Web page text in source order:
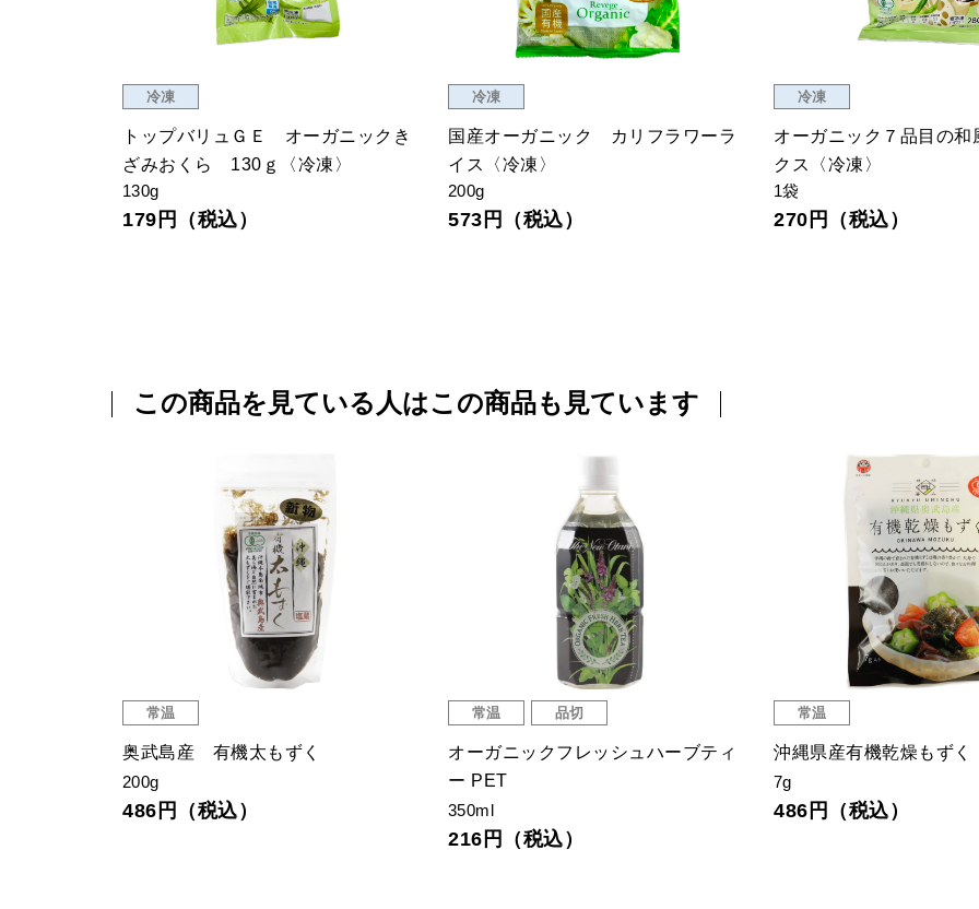
冷凍
トップバリュＧＥ オーガニックき
ざみおくら 130ｇ〈冷凍〉
130g
179円（税込）
冷凍
国産オーガニック カリフラワーラ
イス〈冷凍〉
200g
573円（税込）
冷凍
オーガニック７品目の和
クス〈冷凍〉
1袋
270円（税込）
この商品を見ている人はこの商品も見ています
常温
奥武島産 有機太もずく
200g
486円（税込）
常温 品切
オーガニックフレッシュハーブティ
ー PET
350ml
216円（税込）
常温
沖縄県産有機乾燥もずく
7g
486円（税込）